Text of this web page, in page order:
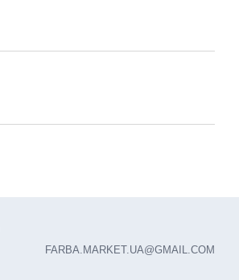
FARBA.MARKET.UA@GMAIL.COM